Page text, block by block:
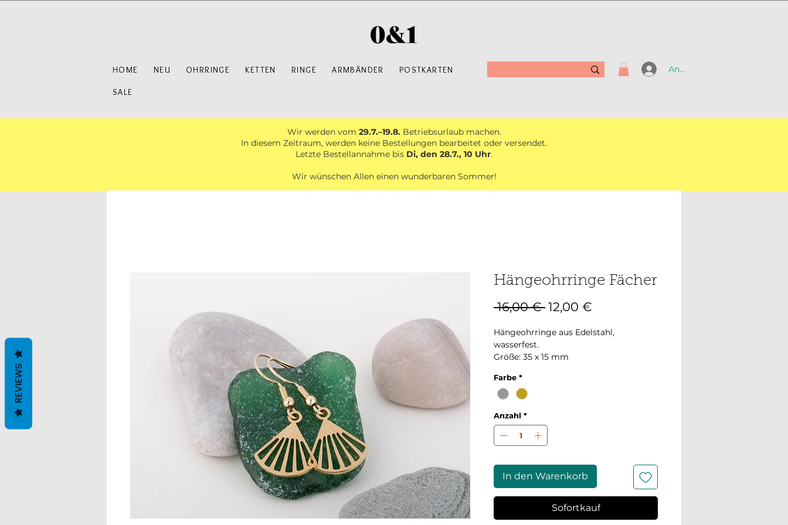
HOME NEU OHRRINGE KETTEN RINGE ARMBÄNDER POSTKARTEN
SALE
Anmelden
Wir werden vom 29.7.–19.8.Betriebsurlaub machen.
In diesem Zeitraum, werden keine Bestellungen bearbeitet oder versendet.
Letzte Bestellannahme bis Di, den 28.7., 10 Uhr.
Wir wünschen Allen einen wunderbaren Sommer!
Hängeohrringe Fächer
16,00 € Standardpreis
12,00 €
Hängeohrringe aus Edelstahl,
wasserfest.
Größe: 35 x 15 mm
Farbe *
Anzahl *
In den Warenkorb
Sofortkauf
REVIEWS